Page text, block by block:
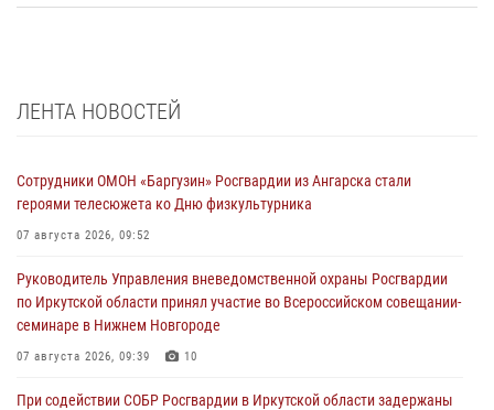
ЛЕНТА НОВОСТЕЙ
Сотрудники ОМОН «Баргузин» Росгвардии из Ангарска стали
героями телесюжета ко Дню физкультурника
07 августа 2026, 09:52
Руководитель Управления вневедомственной охраны Росгвардии
по Иркутской области принял участие во Всероссийском совещании-
семинаре в Нижнем Новгороде
07 августа 2026, 09:39 10
При содействии СОБР Росгвардии в Иркутской области задержаны